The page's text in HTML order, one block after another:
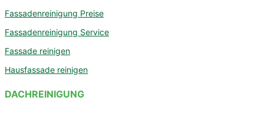
Fassadenreinigung Preise
Fassadenreinigung Service
Fassade reinigen
Hausfassade reinigen
DACHREINIGUNG